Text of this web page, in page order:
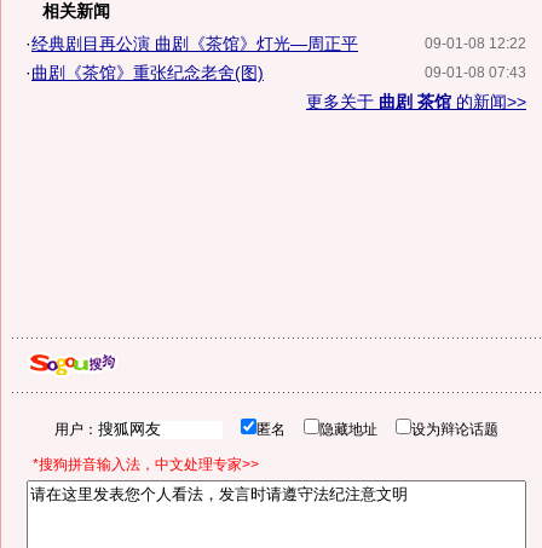
相关新闻
09-01-08 12:22
·经典剧目再公演 曲剧《茶馆》灯光—周正平
09-01-08 07:43
·曲剧《茶馆》重张纪念老舍(图)
更多关于 曲剧 茶馆 的新闻>>
用户： 匿名 隐藏地址 设为辩论话题
*搜狗拼音输入法，中文处理专家>>